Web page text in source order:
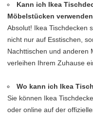
Kann ich Ikea
Möbelstücken
Absolut! Ikea Tischdecken
nicht nur auf Esstischen,
Nachttischen und anderen
verleihen Ihrem Zuhause
Wo kann ich Ikea
Sie können Ikea
oder online auf der